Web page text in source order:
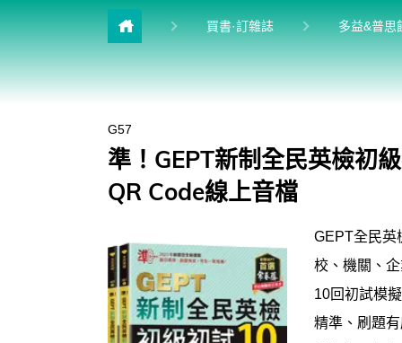
買書·訂雜誌 多益&普思
進修館
兒少館
G57
準！GEPT新制全民英檢初
QR Code線上音檔
GEPT全民英
校、機關、
10回初試模
精準、刷題